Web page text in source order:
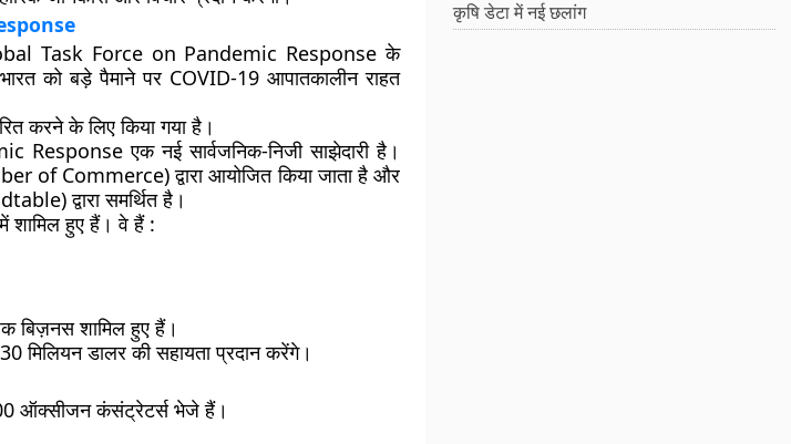
Task Force on Pandemic Response के
को बड़े पैमाने पर COVID-19 आपातकालीन राहत
करने के लिए किया गया है।
एक नई सार्वजनिक-निजी साझेदारी है।
of Commerce) द्वारा आयोजित किया जाता है और
द्वारा समर्थित है।
शामिल हुए हैं। वे हैं :
बिज़नस शामिल हुए हैं।
मिलियन डालर की सहायता प्रदान करेंगे।
ऑक्सीजन कंसंट्रेटर्स भेजे हैं।
कृषि डेटा में नई छलांग